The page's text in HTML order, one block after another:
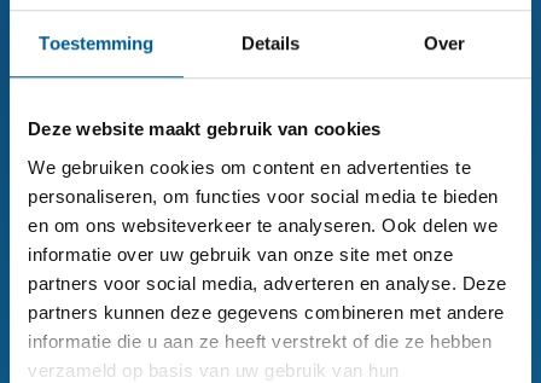
Toestemming Details Over
Deze website maakt gebruik van cookies
We gebruiken cookies om content en advertenties te
personaliseren, om functies voor social media te bieden
en om ons websiteverkeer te analyseren. Ook delen we
informatie over uw gebruik van onze site met onze
partners voor social media, adverteren en analyse. Deze
partners kunnen deze gegevens combineren met andere
informatie die u aan ze heeft verstrekt of die ze hebben
verzameld op basis van uw gebruik van hun
klantenservice@surplus.nl
Ik wil
Chat
met ons